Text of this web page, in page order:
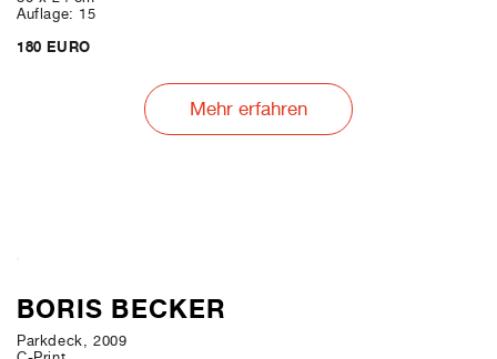
Auflage: 15
180 EURO
Mehr erfahren
BORIS BECKER
Parkdeck, 2009